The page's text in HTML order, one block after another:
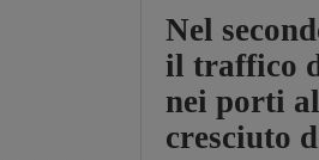
Nel
il traffico
nei porti
cresciuto